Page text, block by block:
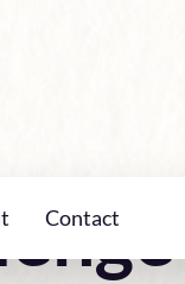
Contact